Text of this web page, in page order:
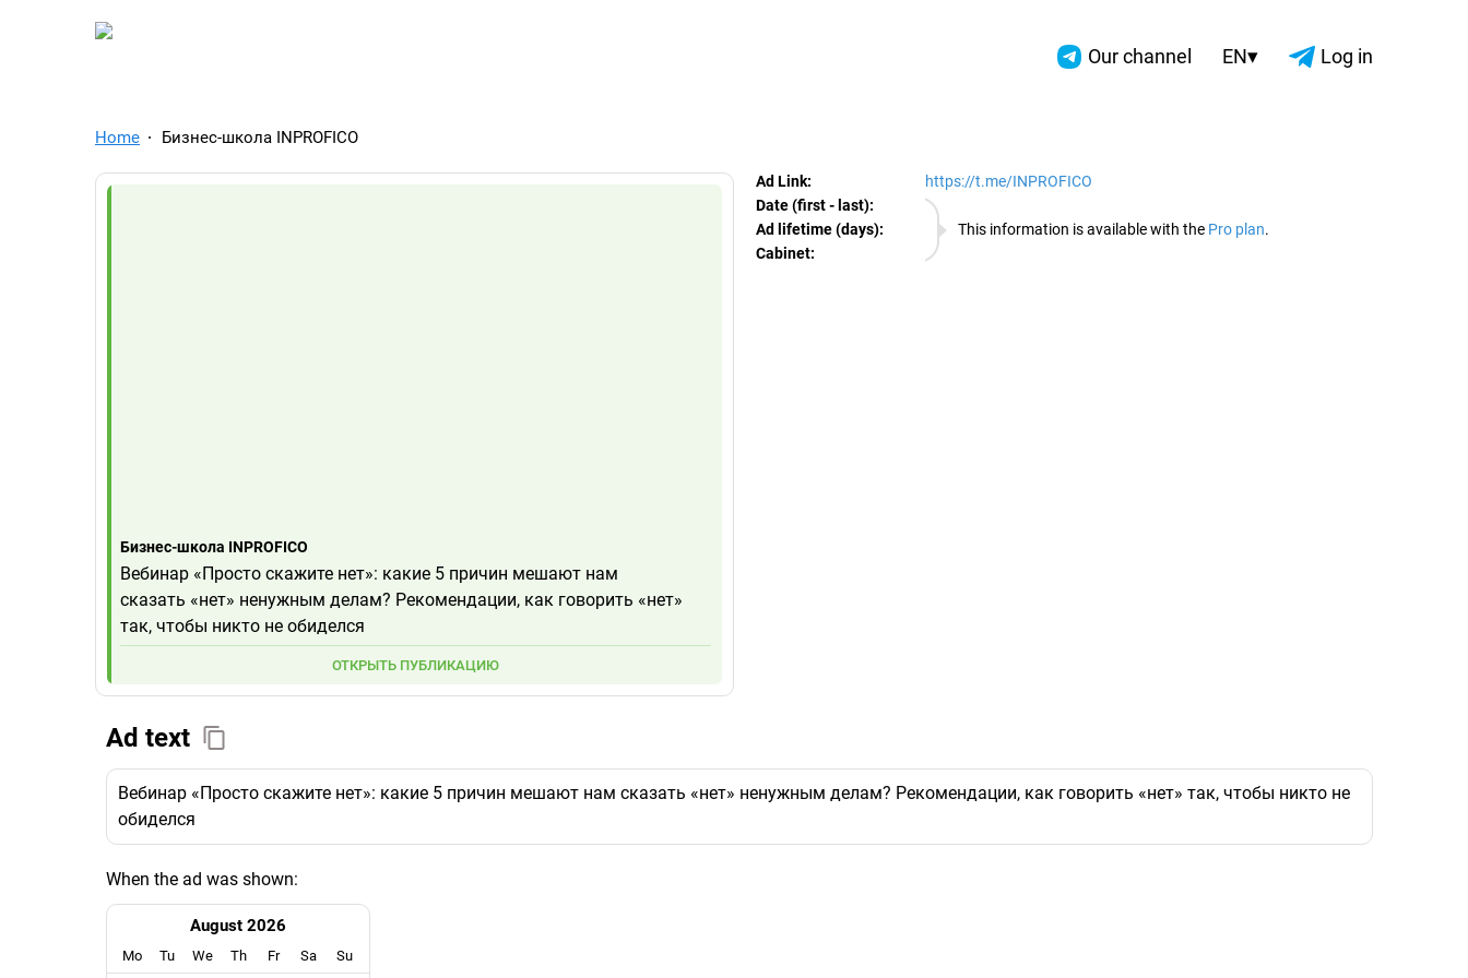
TelegramAds.com — Telegram Ads Spy Our channel EN▾ Log in
Home Бизнес-школа INPROFICO
Бизнес-школа INPROFICO
Вебинар «Просто скажите нет»: какие 5 причин мешают нам
сказать «нет» ненужным делам? Рекомендации, как говорить «нет»
так, чтобы никто не обиделся
ОТКРЫТЬ ПУБЛИКАЦИЮ
Ad Link: https://t.me/INPROFICO
This information is available with the Pro plan.
Date (first - last):
08.08.2026
Ad lifetime (days):
Cabinet:
EURO
Ad text
Вебинар «Просто скажите нет»: какие 5 причин мешают нам сказать «нет» ненужным делам? Рекомендации, как говорить «нет» так, чтобы никто не
обиделся
When the ad was shown:
August 2026
Mo Tu We Th Fr Sa Su